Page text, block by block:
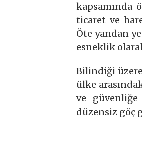
kapsamında
ticaret ve
Öte yandan
esneklik
Bilindiği
ülke
ve
düzensiz göç